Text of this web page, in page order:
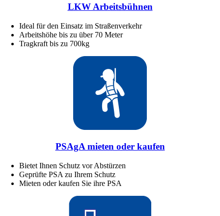
LKW Arbeitsbühnen
Ideal für den Einsatz im Straßenverkehr
Arbeitshöhe bis zu über 70 Meter
Tragkraft bis zu 700kg
PSAgA mieten oder kaufen
Bietet Ihnen Schutz vor Abstürzen
Geprüfte PSA zu Ihrem Schutz
Mieten oder kaufen Sie ihre PSA